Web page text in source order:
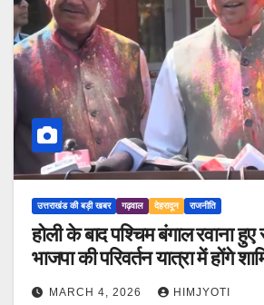
उत्तराखंड की बड़ी खबर गढ़वाल देहरादून राजनीति
होली के बाद पश्चिम बंगाल रवाना हुए
भाजपा की परिवर्तन यात्रा में होंगे
MARCH 4, 2026 HIMJYOTI